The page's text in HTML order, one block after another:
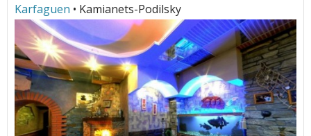
Karfaguen • Kamianets-Podilsky